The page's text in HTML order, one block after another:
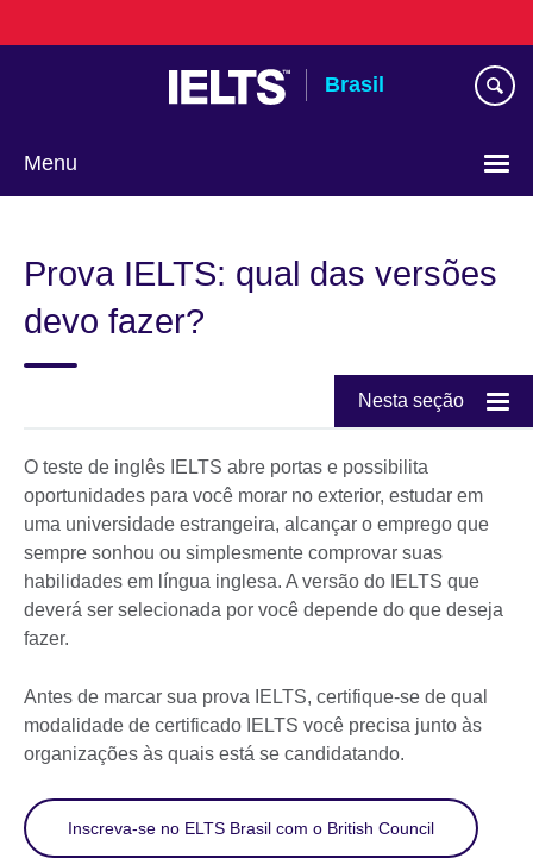
para
Brasil
Menu
language
Prova IELTS: qual das versões
devo fazer?
Nesta seção
O teste de inglês IELTS abre portas e possibilita
oportunidades para você morar no exterior, estudar em
uma universidade estrangeira, alcançar o emprego que
sempre sonhou ou simplesmente comprovar suas
habilidades em língua inglesa. A versão do IELTS que
deverá ser selecionada por você depende do que deseja
fazer.
Antes de marcar sua prova IELTS, certifique-se de qual
modalidade de certificado IELTS você precisa junto às
organizações às quais está se candidatando.
Inscreva-se no ELTS Brasil com o British Council